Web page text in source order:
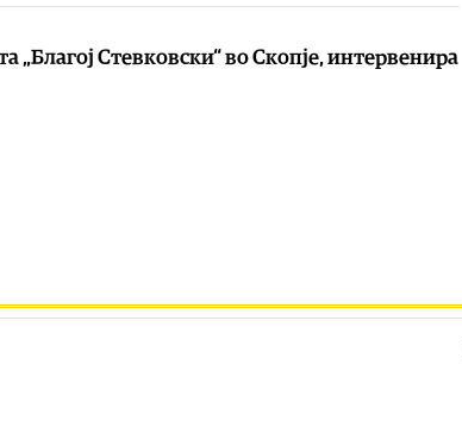
„Благој Стевковски“ во Скопје, интервенира